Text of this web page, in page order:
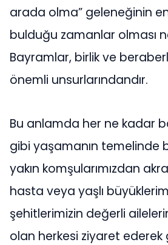
arada olma” geleneğinin
bulduğu zamanlar olması
Bayramlar, birlik ve
önemli unsurlarındandır.
Bu anlamda her ne kadar
gibi yaşamanın temelinde
yakın komşularımızdan
hasta veya yaşlı
şehitlerimizin değerli
olan herkesi ziyaret ederek